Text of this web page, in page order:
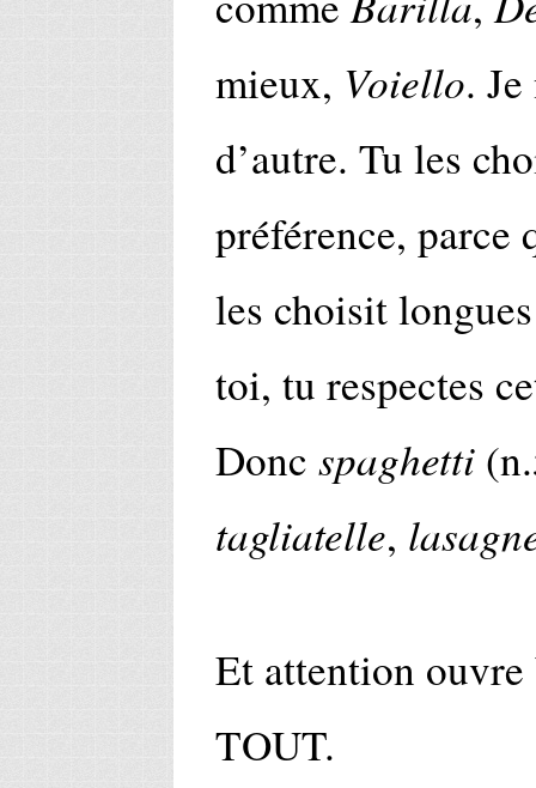
mieux, Voiello.
d’autre. Tu les
préférence, parce
les choisit
toi, tu respectes
Donc spaghetti
tagliatelle,
Et attention ouvre
TOUT.